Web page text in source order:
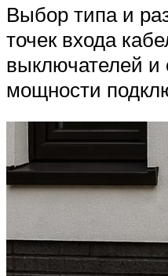
Выбор типа и
точек входа
выключателей и
мощности